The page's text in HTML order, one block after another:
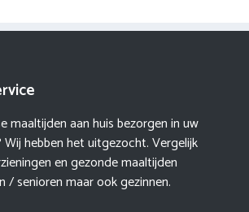
maaltijden aan huis bezorgen in uw
hebben het uitgezocht. Vergelijk
en gezonde maaltijden
/ senioren maar ook gezinnen.